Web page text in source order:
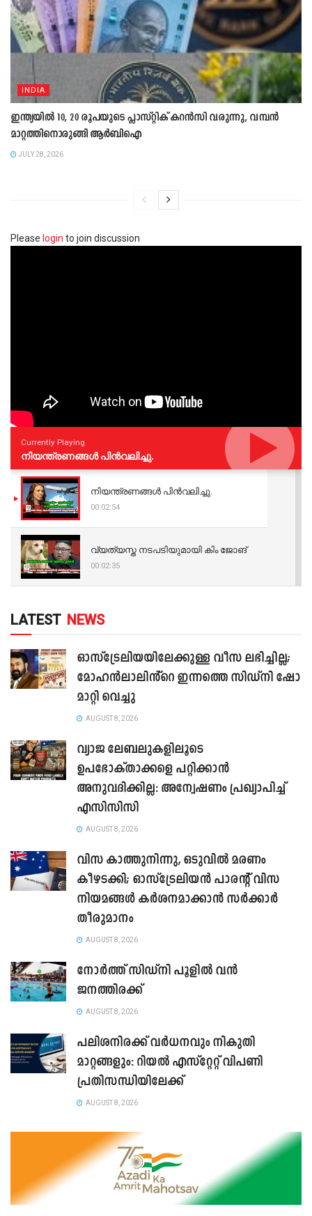
INDIA
ഇന്ത്യയിൽ 10, 20 രൂപയുടെ പ്ലാസ്റ്റിക് കറൻസി വരുന്നു, വമ്പൻ
മാറ്റത്തിനൊരുങ്ങി ആർബിഐ
JULY 28, 2026
Please login to join discussion
Currently Playing
നിയന്ത്രണങ്ങള്‍ പിന്‍വലിച്ചു.
നിയന്ത്രണങ്ങള്‍ പിന്‍വലിച്ചു.
00:02:54
വ്യത്യസ്ത നടപടിയുമായി കിം ജോങ്
00:02:35
LATEST NEWS
ഓസ്‌ട്രേലിയയിലേക്കുള്ള വീസ ലഭിച്ചില്ല;
മോഹൻലാലിൻ്റെ ഇന്നത്തെ സിഡ്നി ഷോ
മാറ്റി വെച്ചു
AUGUST 8, 2026
വ്യാജ ലേബലുകളിലൂടെ
ഉപഭോക്താക്കളെ പറ്റിക്കാൻ
അനുവദിക്കില്ല: അന്വേഷണം പ്രഖ്യാപിച്ച്
എസിസിസി
AUGUST 8, 2026
വിസ കാത്തുനിന്നു, ഒടുവിൽ മരണം
കീഴടക്കി; ഓസ്‌ട്രേലിയൻ പാരന്റ് വിസ
നിയമങ്ങൾ കർശനമാക്കാൻ സർക്കാർ
തീരുമാനം
AUGUST 8, 2026
നോർത്ത് സിഡ്നി പൂളിൽ വൻ
ജനത്തിരക്ക്
AUGUST 8, 2026
പലിശനിരക്ക് വർധനവും നികുതി
മാറ്റങ്ങളും: റിയൽ എസ്റ്റേറ്റ് വിപണി
പ്രതിസന്ധിയിലേക്ക്
AUGUST 8, 2026